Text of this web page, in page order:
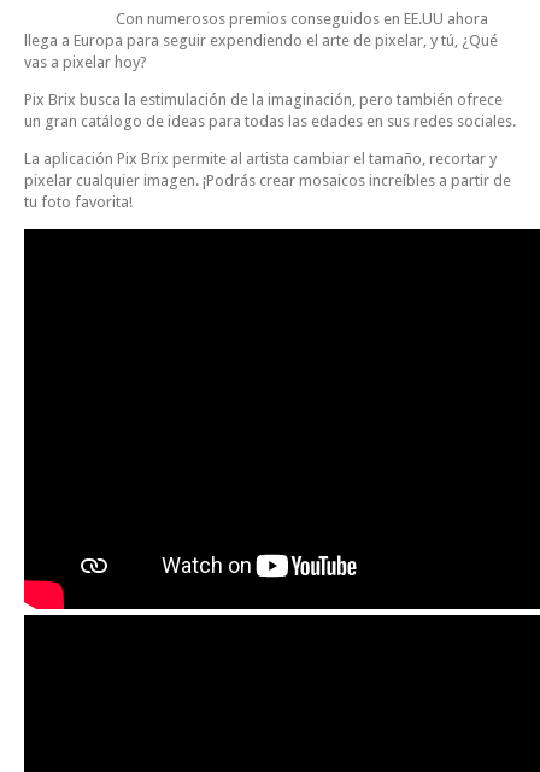
Con numerosos premios conseguidos en EE.UU ahora
llega a Europa para seguir expendiendo el arte de pixelar, y tú, ¿Qué
vas a pixelar hoy?
Pix Brix busca la estimulación de la imaginación, pero también ofrece
un gran catálogo de ideas para todas las edades en sus redes sociales.
La aplicación Pix Brix permite al artista cambiar el tamaño, recortar y
pixelar cualquier imagen. ¡Podrás crear mosaicos increíbles a partir de
tu foto favorita!